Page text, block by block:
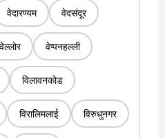
वेदारण्यम वेदसंदूर
वेल्लोर वेप्पनहल्ली
विलावनकोड
विरालिमलाई विरुधुनगर